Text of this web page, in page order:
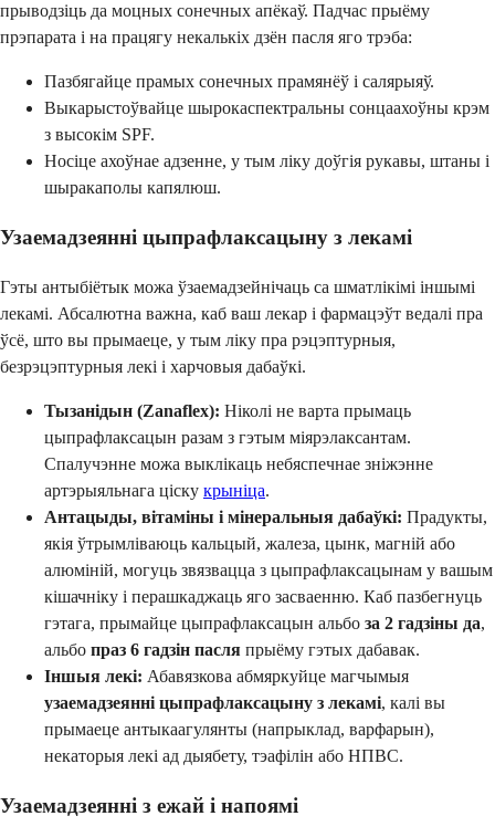
прыводзіць да моцных сонечных апёкаў. Падчас прыёму
прэпарата і на працягу некалькіх дзён пасля яго трэба:
Пазбягайце прамых сонечных прамянёў і салярыяў.
Выкарыстоўвайце шырокаспектральны сонцаахоўны крэм
з высокім SPF.
Носіце ахоўнае адзенне, у тым ліку доўгія рукавы, штаны і
шыракаполы капялюш.
Узаемадзеянні цыпрафлаксацыну з лекамі
Гэты антыбіётык можа ўзаемадзейнічаць са шматлікімі іншымі
лекамі. Абсалютна важна, каб ваш лекар і фармацэўт ведалі пра
ўсё, што вы прымаеце, у тым ліку пра рэцэптурныя,
безрэцэптурныя лекі і харчовыя дабаўкі.
Тызанідын (Zanaflex): Ніколі не варта прымаць
цыпрафлаксацын разам з гэтым міярэлаксантам.
Спалучэнне можа выклікаць небяспечнае зніжэнне
артэрыяльнага ціску крыніца.
Антацыды, вітаміны і мінеральныя дабаўкі: Прадукты,
якія ўтрымліваюць кальцый, жалеза, цынк, магній або
алюміній, могуць звязвацца з цыпрафлаксацынам у вашым
кішачніку і перашкаджаць яго засваенню. Каб пазбегнуць
гэтага, прымайце цыпрафлаксацын альбо за 2 гадзіны да,
альбо праз 6 гадзін пасля прыёму гэтых дабавак.
Іншыя лекі: Абавязкова абмяркуйце магчымыя
узаемадзеянні цыпрафлаксацыну з лекамі, калі вы
прымаеце антыкаагулянты (напрыклад, варфарын),
некаторыя лекі ад дыябету, тэафілін або НПВС.
Узаемадзеянні з ежай і напоямі